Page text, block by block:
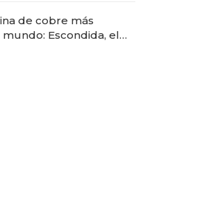
de cobre más
Escondida, el